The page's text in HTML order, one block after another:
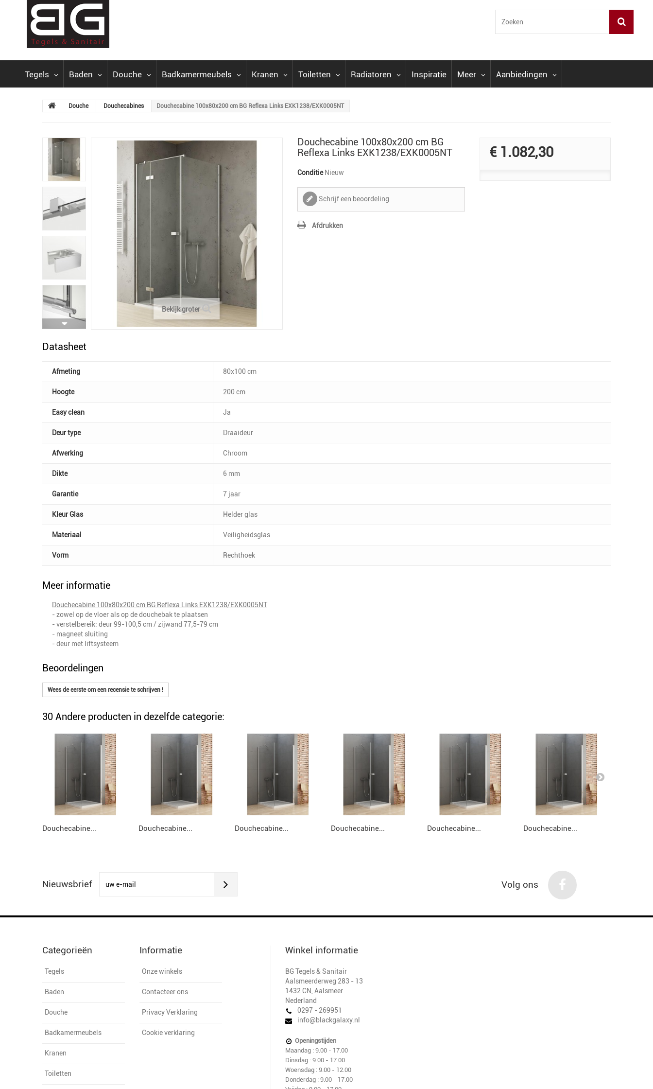
Tegels Baden Douche Badkamermeubels Kranen Toiletten Radiatoren Inspiratie Meer Aanbiedingen
Douche Douchecabines Douchecabine 100x80x200 cm BG Reflexa Links EXK1238/EXK0005NT
Bekijk groter
Douchecabine 100x80x200 cm BG
Reflexa Links EXK1238/EXK0005NT
Conditie Nieuw
Schrijf een beoordeling
Afdrukken
€ 1.082,30
Datasheet
Afmeting 80x100 cm
Hoogte 200 cm
Easy clean Ja
Deur type Draaideur
Afwerking Chroom
Dikte 6 mm
Garantie 7 jaar
Kleur Glas Helder glas
Materiaal Veiligheidsglas
Vorm Rechthoek
Meer informatie
Douchecabine 100x80x200 cm BG Reflexa Links EXK1238/EXK0005NT
- zowel op de vloer als op de douchebak te plaatsen
- verstelbereik: deur 99-100,5 cm / zijwand 77,5-79 cm
- magneet sluiting
- deur met liftsysteem
Beoordelingen
Wees de eerste om een recensie te schrijven !
30 Andere producten in dezelfde categorie:
Douchecabine... Douchecabine... Douchecabine... Douchecabine... Douchecabine... Douchecabine...
Nieuwsbrief Volg ons
Categorieën
Tegels
Baden
Douche
Badkamermeubels
Kranen
Toiletten
Informatie
Onze winkels
Contacteer ons
Privacy Verklaring
Cookie verklaring
Winkel informatie
BG Tegels & Sanitair
Aalsmeerderweg 283 - 13
1432 CN Aalsmeer
Nederland
0297 - 269951
info@blackgalaxy.nl
Openingstijden
Maandag : 9.00 - 17.00
Dinsdag : 9.00 - 17.00
Woensdag : 9.00 - 12.00
Donderdag : 9.00 - 17.00